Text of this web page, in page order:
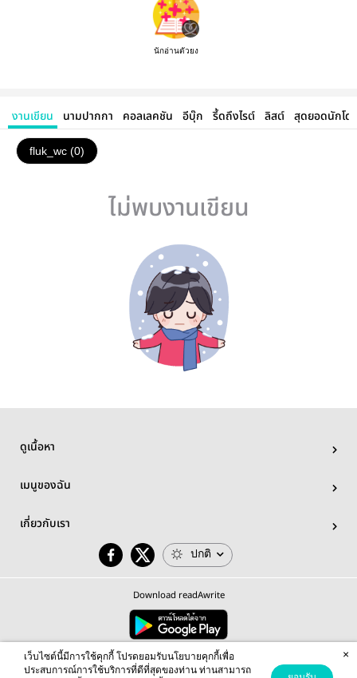
นักอ่านตัวยง
งานเขียน นามปากกา คอลเลคชัน อีบุ๊ก รี้ดถึงไรต์ ลิสต์ สุดยอดนักโด
fluk_wc (0)
ไม่พบงานเขียน
ดูเนื้อหา
เมนูของฉัน
เกี่ยวกับเรา
ปกติ
Download readAwrite
© 2026 readAwrite.com by MEB Corporation Public Company Limited
This site is protected by reCAPTCHA and the Google Privacy Policy Terms of Serviceapply.
เว็บไซต์นี้มีการใช้คุกกี้ โปรดยอมรับนโยบายคุกกี้เพื่อ
ประสบการณ์การใช้บริการที่ดีที่สุดของท่าน ท่านสามารถ
×